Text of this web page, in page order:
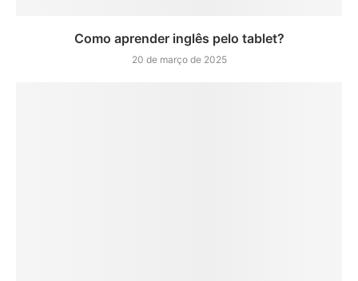
Como aprender inglês pelo tablet?
20 de março de 2025